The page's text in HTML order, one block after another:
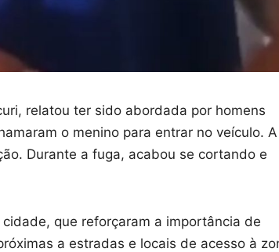
relatou ter sido abordada por homens
o menino para entrar no veículo. A
Durante a fuga, acabou se cortando e
que reforçaram a importância de
a estradas e locais de acesso à